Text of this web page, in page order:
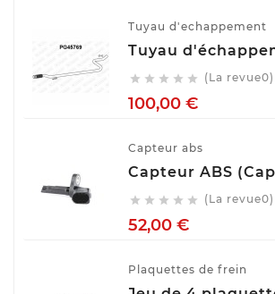
Tuyau d'echappement
     (La revue0)
100,00 €Prix
Capteur abs
     (La revue0)
52,00 €Prix
Plaquettes de frein